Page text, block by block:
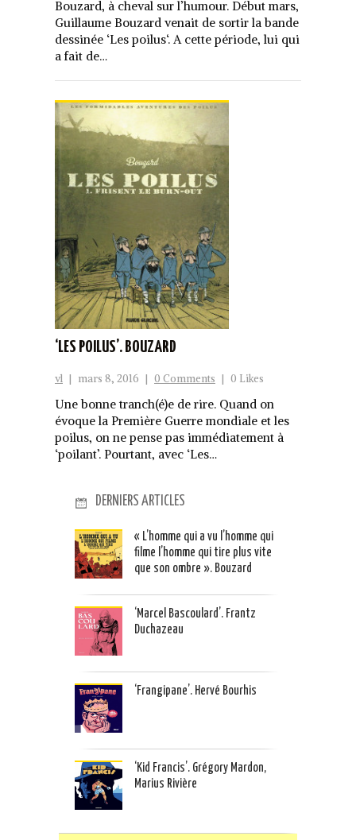
Bouzard, à cheval sur l’humour. Début mars,
Guillaume Bouzard venait de sortir la bande
dessinée ‘Les poilus‘. A cette période, lui qui
a fait de…
‘LES POILUS’. BOUZARD
vl mars 8, 2016 0 Comments 0 Likes
Une bonne tranch(é)e de rire. Quand on
évoque la Première Guerre mondiale et les
poilus, on ne pense pas immédiatement à
‘poilant’. Pourtant, avec ‘Les…
DERNIERS ARTICLES
« L’homme qui a vu l’homme qui
filme l’homme qui tire plus vite
que son ombre ». Bouzard
‘Marcel Bascoulard’. Frantz
Duchazeau
‘Frangipane’. Hervé Bourhis
‘Kid Francis’. Grégory Mardon,
Marius Rivière